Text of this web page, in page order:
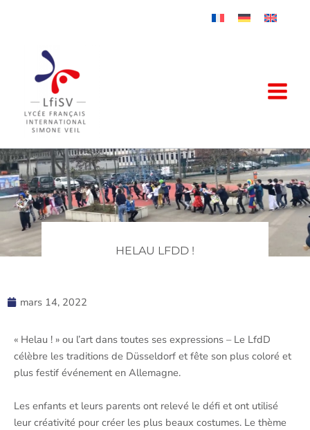
HELAU LFDD !
mars 14, 2022
« Helau ! » ou l’art dans toutes ses expressions – Le LfdD
célèbre les traditions de Düsseldorf et fête son plus coloré et
plus festif événement en Allemagne.
Les enfants et leurs parents ont relevé le défi et ont utilisé
leur créativité pour créer les plus beaux costumes. Le thème